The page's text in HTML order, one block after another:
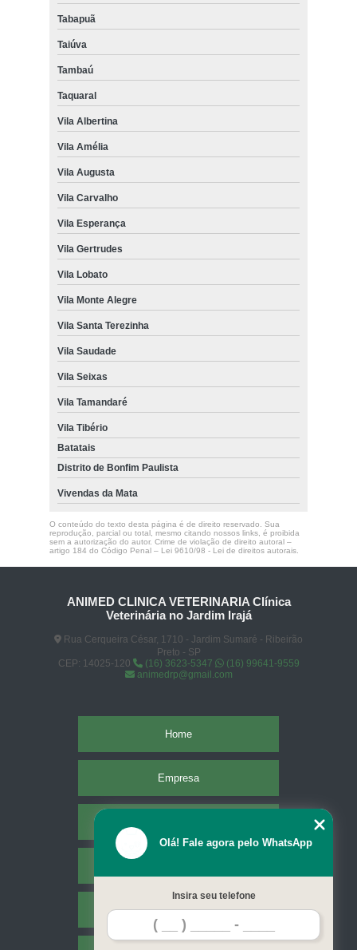
Tabapuã
Taiúva
Tambaú
Taquaral
Vila Albertina
Vila Amélia
Vila Augusta
Vila Carvalho
Vila Esperança
Vila Gertrudes
Vila Lobato
Vila Monte Alegre
Vila Santa Terezinha
Vila Saudade
Vila Seixas
Vila Tamandaré
Vila Tibério
Batatais
Distrito de Bonfim Paulista
Vivendas da Mata
O conteúdo do texto desta página é de direito reservado. Sua
reprodução, parcial ou total, mesmo citando nossos links, é proibida
sem a autorização do autor. Crime de violação de direito autoral –
artigo 184 do Código Penal – Lei 9610/98 - Lei de direitos autorais.
ANIMED CLINICA VETERINARIA Clínica
Veterinária no Jardim Irajá
Rua Cerqueira César, 1710 - Jardim Sumaré - Ribeirão
Preto - SP
CEP: 14025-120
(16) 3623-5347
(16) 99641-9559
animedrp@gmail.com
Home
Empresa
Contato
Olá! Fale agora pelo WhatsApp
Insira seu telefone